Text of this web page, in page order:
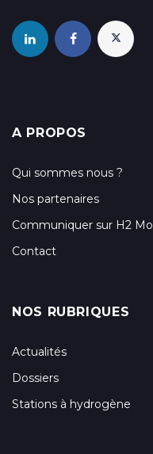
A PROPOS
Qui sommes nous ?
Nos partenaires
Communiquer sur H2
Contact
NOS RUBRIQUES
Actualités
Dossiers
Stations à hydrogène